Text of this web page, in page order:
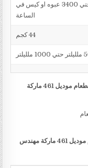
من 1600 عبوة او كيس حتي 3400 عبوه او كيس في
الساعة
44 كجم
المرحلة الثانية: ماكينة غلق أغطية عبوات زيت الطعام موديل 461 ماركة
مواصفات ماكينة غلق أغطية عبوات زيت الطعام موديل 461 ماركة مهندس